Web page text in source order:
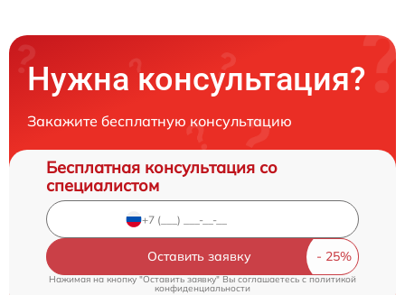
Нужна консультация?
Закажите бесплатную консультацию
Бесплатная консультация со
специалистом
Оставить заявку
Нажимая на кнопку "Оставить заявку" Вы соглашаетесь cполитикой
конфиденциальности